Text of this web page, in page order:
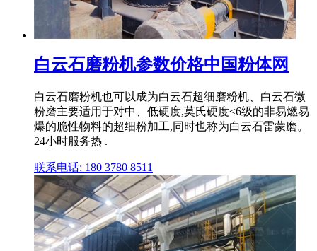
白云石磨粉机参数价格中国粉体网
白云石磨粉机也可以成为白云石超细磨粉机、白云石微
粉磨主要适用于对中、低硬度,莫氏硬度≤6级的非易燃易
爆的脆性物料的超细粉加工,同时也称为白云石雷蒙磨。
24小时服务热 .
联系电话: 180 3780 8511